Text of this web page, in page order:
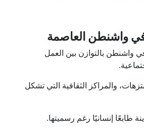
في واشنطن العاصمة
في واشنطن بالتوازن بين العمل
والمراكز الثقافية التي تشكل
طابعًا إنسانيًا رغم رسميتها.